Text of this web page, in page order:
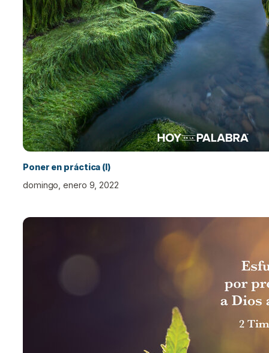
Poner en práctica (I)
domingo, enero 9, 2022